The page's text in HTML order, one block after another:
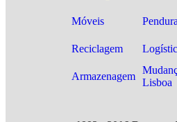
Móveis
Reciclagem
Armazenagem
Lisboa